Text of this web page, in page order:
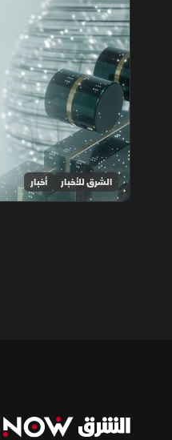
الشرق للأخبار أخبار